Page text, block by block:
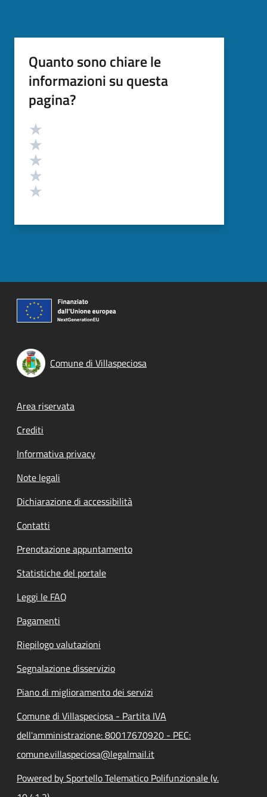
Quanto sono chiare le
informazioni su questa
pagina?
Valutazione
Comune di Villaspeciosa
Footer menu
Area riservata
Crediti
Informativa privacy
Note legali
Dichiarazione di accessibilità
Contatti
Prenotazione appuntamento
Statistiche del portale
Leggi le FAQ
Pagamenti
Riepilogo valutazioni
Segnalazione disservizio
Piano di miglioramento dei servizi
Comune di Villaspeciosa - Partita IVA
dell'amministrazione: 80017670920 - PEC:
comune.villaspeciosa@legalmail.it
Powered by Sportello Telematico Polifunzionale (v.